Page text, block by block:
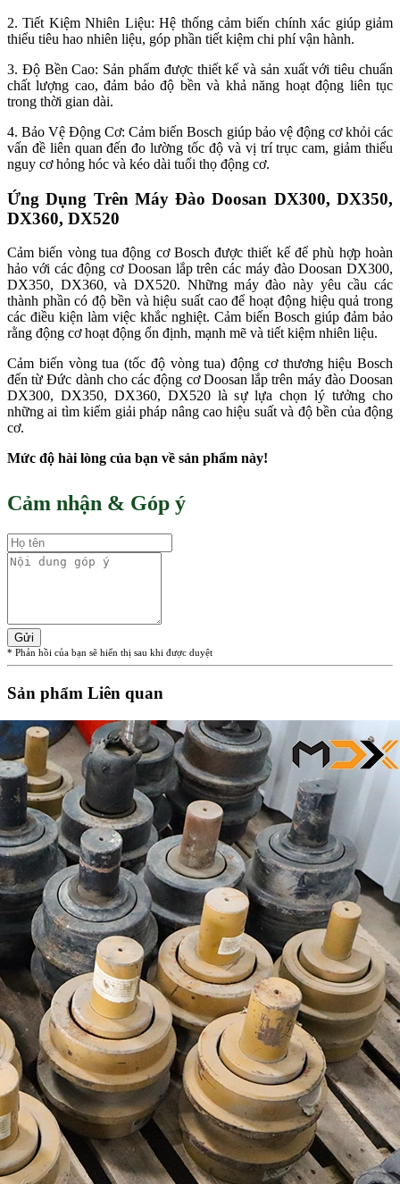
2. Tiết Kiệm Nhiên Liệu: Hệ thống cảm biến chính xác giúp giảm
thiểu tiêu hao nhiên liệu, góp phần tiết kiệm chi phí vận hành.
3. Độ Bền Cao: Sản phẩm được thiết kế và sản xuất với tiêu chuẩn
chất lượng cao, đảm bảo độ bền và khả năng hoạt động liên tục
trong thời gian dài.
4. Bảo Vệ Động Cơ: Cảm biến Bosch giúp bảo vệ động cơ khỏi các
vấn đề liên quan đến đo lường tốc độ và vị trí trục cam, giảm thiểu
nguy cơ hỏng hóc và kéo dài tuổi thọ động cơ.
Ứng Dụng Trên Máy Đào Doosan DX300, DX350,
DX360, DX520
Cảm biến vòng tua động cơ Bosch được thiết kế để phù hợp hoàn
hảo với các động cơ Doosan lắp trên các máy đào Doosan DX300,
DX350, DX360, và DX520. Những máy đào này yêu cầu các
thành phần có độ bền và hiệu suất cao để hoạt động hiệu quả trong
các điều kiện làm việc khắc nghiệt. Cảm biến Bosch giúp đảm bảo
rằng động cơ hoạt động ổn định, mạnh mẽ và tiết kiệm nhiên liệu.
Cảm biến vòng tua (tốc độ vòng tua) động cơ thương hiệu Bosch
đến từ Đức dành cho các động cơ Doosan lắp trên máy đào Doosan
DX300, DX350, DX360, DX520 là sự lựa chọn lý tưởng cho
những ai tìm kiếm giải pháp nâng cao hiệu suất và độ bền của động
cơ.
Mức độ hài lòng của bạn về sản phẩm này!
Cảm nhận & Góp ý
Gửi
* Phản hồi của bạn sẽ hiển thị sau khi được duyệt
Sản phẩm Liên quan